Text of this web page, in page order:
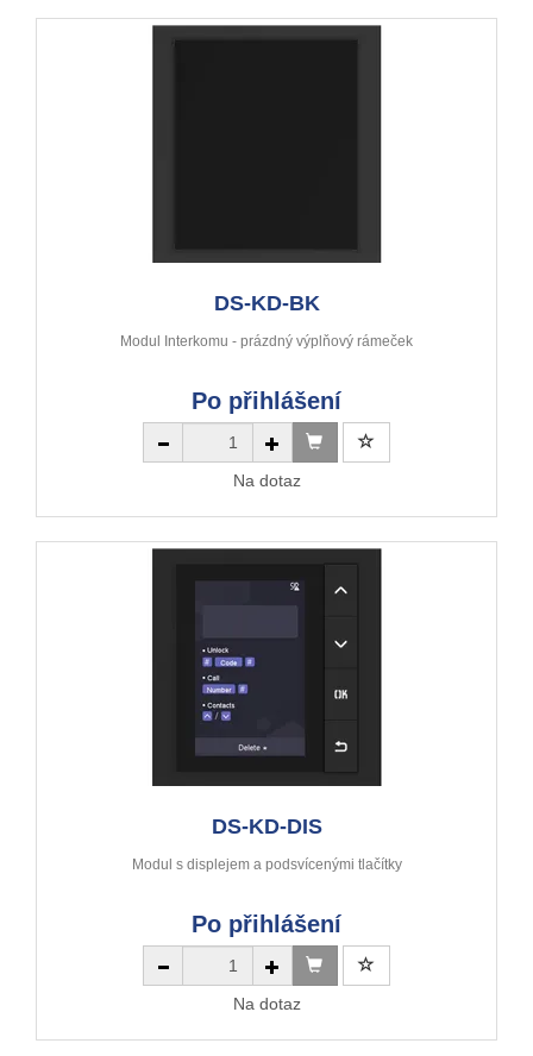
DS-KD-BK
Modul Interkomu - prázdný výplňový rámeček
Po přihlášení
Na dotaz
DS-KD-DIS
Modul s displejem a podsvícenými tlačítky
Po přihlášení
Na dotaz